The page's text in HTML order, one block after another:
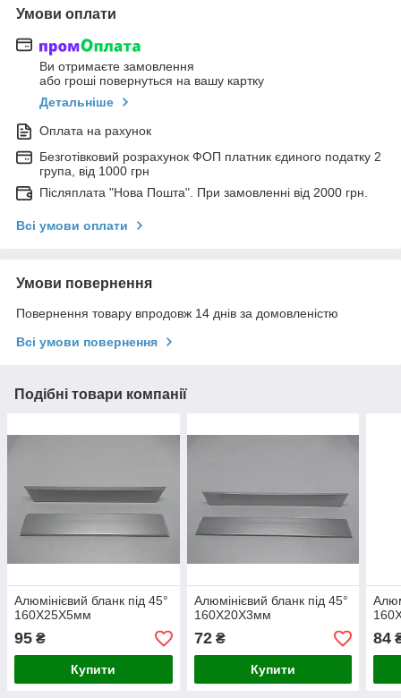
Умови оплати
Ви отримаєте замовлення
або гроші повернуться на вашу картку
Детальніше
Оплата на рахунок
Безготівковий розрахунок ФОП платник єдиного податку 2
група, від 1000 грн
Післяплата "Нова Пошта". При замовленні від 2000 грн.
Всі умови оплати
Умови повернення
Повернення товару впродовж 14 днів за домовленістю
Всі умови повернення
Подібні товари компанії
Алюмінієвий бланк під 45°
160Х25X5мм
95 ₴
Купити
Алюмінієвий бланк під 45°
160Х20X3мм
72₴
Купити
84